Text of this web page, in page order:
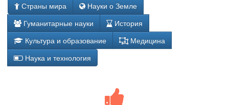
Страны мира
Науки о Земле
Гуманитарные науки
История
Культура и образование
Медицина
Наука и технология